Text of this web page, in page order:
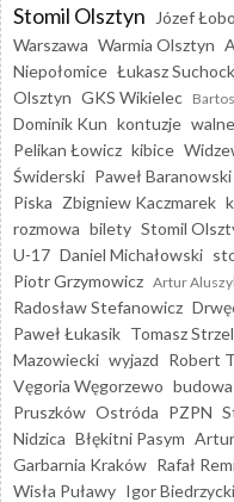
Stomil Olsztyn Józef
Warszawa Warmia Olsztyn
Niepołomice Łukasz
Olsztyn GKS Wikielec
Dominik Kun kontuzje walne
Pelikan Łowicz kibice
Świderski Paweł Baranowski
Piska Zbigniew Kaczmarek
rozmowa bilety Stomil
U-17 Daniel Michałowski
Piotr Grzymowicz Artur
Radosław Stefanowicz
Paweł Łukasik Tomasz
Mazowiecki wyjazd Robert
Vęgoria Węgorzewo
Pruszków Ostróda PZPN
Nidzica Błękitni Pasym Artur
Garbarnia Kraków Rafał
Wisła Puławy Igor Biedrzycki